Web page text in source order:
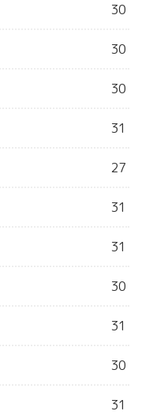
30
30
30
31
27
31
31
30
31
30
31